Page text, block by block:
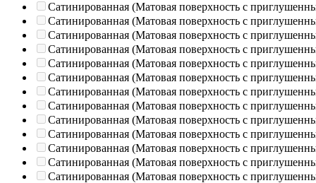
Сатинированная (Матовая поверхность с
Сатинированная (Матовая поверхность с
Сатинированная (Матовая поверхность с
Сатинированная (Матовая поверхность с
Сатинированная (Матовая поверхность с
Сатинированная (Матовая поверхность с
Сатинированная (Матовая поверхность с
Сатинированная (Матовая поверхность с
Сатинированная (Матовая поверхность с
Сатинированная (Матовая поверхность с
Сатинированная (Матовая поверхность с
Сатинированная (Матовая поверхность с
Сатинированная (Матовая поверхность с